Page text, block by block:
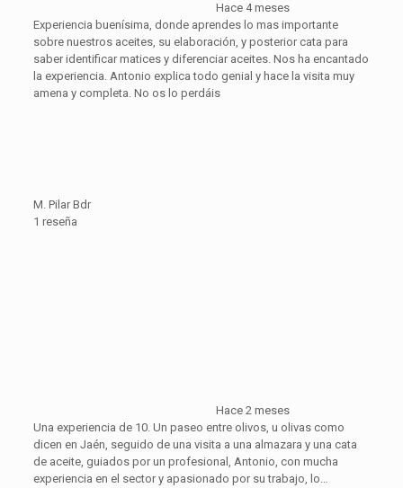
Hace 4 meses
Experiencia buenísima, donde aprendes lo mas importante
sobre nuestros aceites, su elaboración, y posterior cata para
saber identificar matices y diferenciar aceites. Nos ha encantado
la experiencia. Antonio explica todo genial y hace la visita muy
amena y completa. No os lo perdáis
M. Pilar Bdr
1 reseña
Hace 2 meses
Una experiencia de 10. Un paseo entre olivos, u olivas como
dicen en Jaén, seguido de una visita a una almazara y una cata
de aceite, guiados por un profesional, Antonio, con mucha
experiencia en el sector y apasionado por su trabajo, lo…